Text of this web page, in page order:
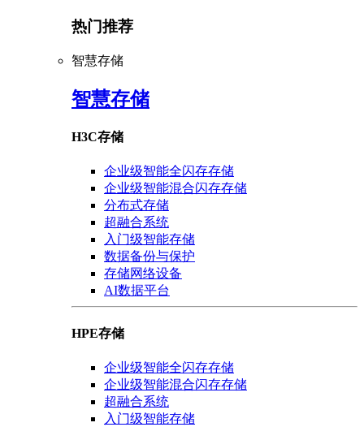
热门推荐
智慧存储
智慧存储
H3C存储
企业级智能全闪存存储
企业级智能混合闪存存储
分布式存储
超融合系统
入门级智能存储
数据备份与保护
存储网络设备
AI数据平台
HPE存储
企业级智能全闪存存储
企业级智能混合闪存存储
超融合系统
入门级智能存储